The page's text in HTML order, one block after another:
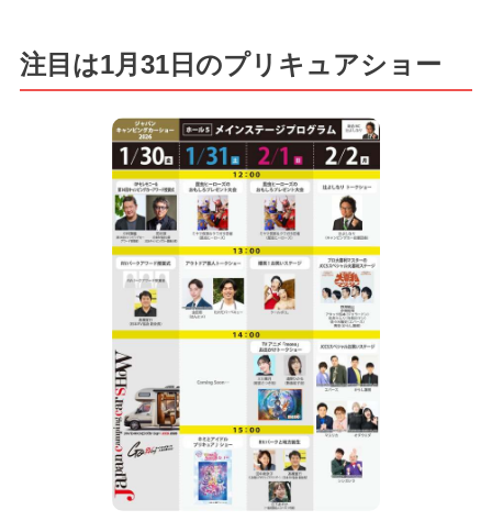
注目は1月31日のプリキュアショー